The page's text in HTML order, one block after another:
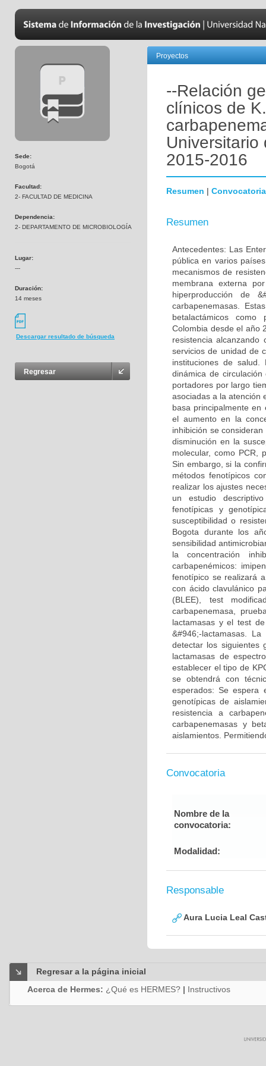
Sede:
Bogotá
Facultad:
2- FACULTAD DE MEDICINA
Dependencia:
2- DEPARTAMENTO DE MICROBIOLOGÍA
Lugar:
---
Duración:
14 meses
Descargar resultado de búsqueda
Regresar
Proyectos
--Relación
clínicos de
Universitario
2015-2016
Resumen | Convocatoria
Resumen
Antecedentes: Las
pública en varios
mecanismos de
membrana externa
hiperproducción de
carbapenemasas.
betalactámicos como
Colombia desde el año
resistencia
servicios de unidad de
instituciones de
dinámica de
portadores por largo
asociadas a la atención
basa principalmente en
el aumento en la
inhibición se
disminución en la
molecular, como PCR,
Sin embargo, si la
métodos fenotípicos
realizar los ajustes
un estudio
fenotípicas y
susceptibilidad o
Bogota durante los
sensibilidad
la concentración
carbapenémicos:
fenotípico se realizará
con ácido clavulánico
(BLEE), test
carbapenemasa,
lactamasas y el test
&#946;-lactamasas.
detectar los siguientes
lactamasas de
establecer el tipo de
se obtendrá con
esperados: Se espera
genotípicas de
resistencia a
carbapenemasas y
aislamientos.
Convocatoria
Nombre de la
convocatoria:
Modalidad:
Responsable
Aura Lucia Leal
Regresar a la página inicial
Acerca de Hermes: ¿Qué es HERMES? | Instructivos